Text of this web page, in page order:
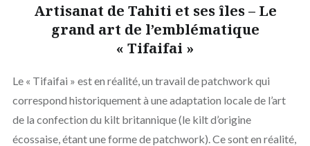
Artisanat de Tahiti et ses îles – Le
grand art de l’emblématique
« Tifaifai »
Le « Tifaifai » est en réalité, un travail de patchwork qui
correspond historiquement à une adaptation locale de l’art
de la confection du kilt britannique (le kilt d’origine
écossaise, étant une forme de patchwork). Ce sont en réalité,